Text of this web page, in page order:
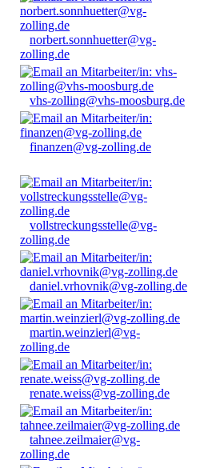
norbert.sonnhuetter@vg-
zolling.de
vhs-zolling@vhs-moosburg.de
finanzen@vg-zolling.de
vollstreckungsstelle@vg-
zolling.de
daniel.vrhovnik@vg-zolling.de
martin.weinzierl@vg-
zolling.de
renate.weiss@vg-zolling.de
tahnee.zeilmaier@vg-
zolling.de